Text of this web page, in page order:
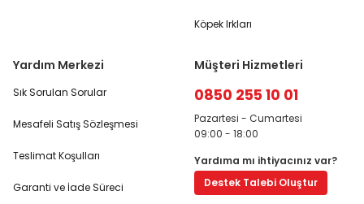
Köpek Irkları
Yardım Merkezi
Sık Sorulan Sorular
Mesafeli Satış Sözleşmesi
Teslimat Koşulları
Garanti ve İade Süreci
Müşteri Hizmetleri
0850 255 10 01
Pazartesi - Cumartesi
09:00 - 18:00
Yardıma mı ihtiyacınız var?
Destek Talebi Oluştur